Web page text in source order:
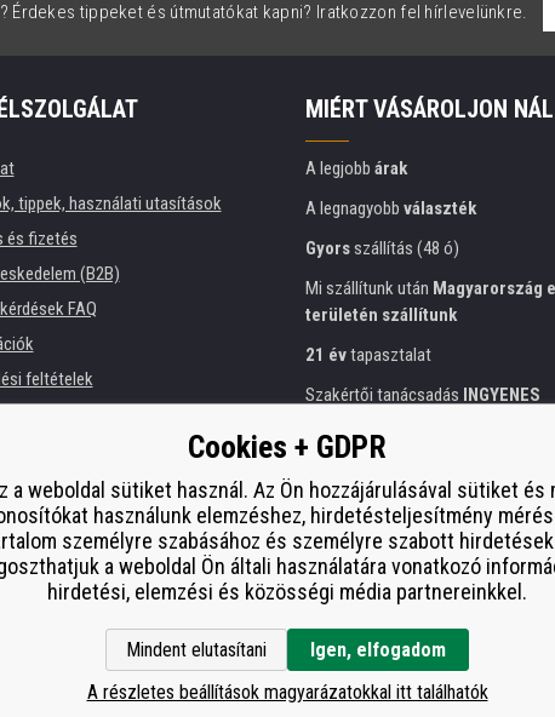
Érdekes tippeket és útmutatókat kapni? Iratkozzon fel hírlevelünkre.
tippek, használati utasítások
és fizetés
(B2B)
FAQ
feltételek
bérlése
od smlouvy
MIÉRT VÁSÁROLJON
A legjobb árak
A legnagyobb választék
Gyorsszállítás (48 ó)
Mi szállítunk után Magyarország
területén szállítunk
21 évtapasztalat
Szakértői tanácsadás INGYENES
Előzékeny hozzáállás
Biztonságoson-line fizetés
Cookies + GDPR
a weboldal sütiket használ. Az Ön hozzájárulásával sütiket és
használunk elemzéshez, hirdetésteljesítmény
személyre szabásához és személyre szabott
a weboldal Ön általi használatára vonatkozó
hirdetési, elemzési és közösségi média partnereinkkel.
Mindent elutasítani
Igen, elfogadom
A részletes beállítások magyarázatokkal itt találhatók